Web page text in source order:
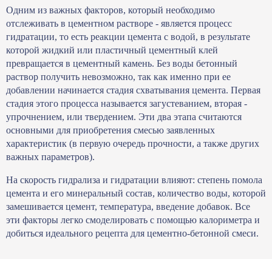
Одним из важных факторов, который необходимо
отслеживать в цементном растворе - является процесс
гидратации, то есть реакции цемента с водой, в результате
которой жидкий или пластичный цементный клей
превращается в цементный камень. Без воды бетонный
раствор получить невозможно, так как именно при ее
добавлении начинается стадия схватывания цемента. Первая
стадия этого процесса называется загустеванием, вторая -
упрочнением, или твердением. Эти два этапа считаются
основными для приобретения смесью заявленных
характеристик (в первую очередь прочности, а также других
важных параметров).
На скорость гидрализа и гидратации влияют: степень помола
цемента и его минеральный состав, количество воды, которой
замешивается цемент, температура, введение добавок. Все
эти факторы легко смоделировать с помощью калориметра и
добиться идеального рецепта для цементно-бетонной смеси.